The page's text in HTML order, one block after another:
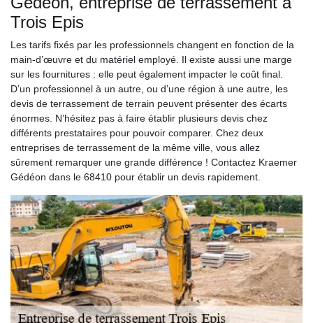
Trois Epis
Les tarifs fixés par les professionnels changent en fonction de la
main-d’œuvre et du matériel employé. Il existe aussi une marge
sur les fournitures : elle peut également impacter le coût final.
D’un professionnel à un autre, ou d’une région à une autre, les
devis de terrassement de terrain peuvent présenter des écarts
énormes. N’hésitez pas à faire établir plusieurs devis chez
différents prestataires pour pouvoir comparer. Chez deux
entreprises de terrassement de la même ville, vous allez
sûrement remarquer une grande différence ! Contactez Kraemer
Gédéon dans le 68410 pour établir un devis rapidement.